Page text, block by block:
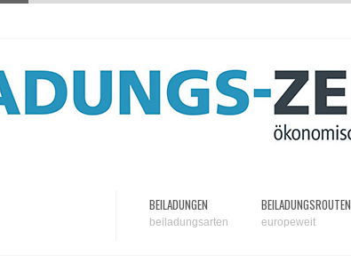
BEILADUNGEN
beiladungsarten
BEILADUNGSROUTEN
europeweit